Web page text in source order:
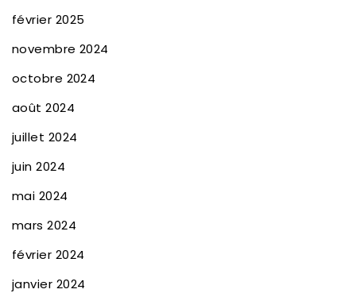
février 2025
novembre 2024
octobre 2024
août 2024
juillet 2024
juin 2024
mai 2024
mars 2024
février 2024
janvier 2024